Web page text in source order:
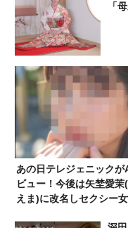
「
あの日テレジェニックが
ビュー！今後は矢埜愛茉
えま)に改名しセクシー